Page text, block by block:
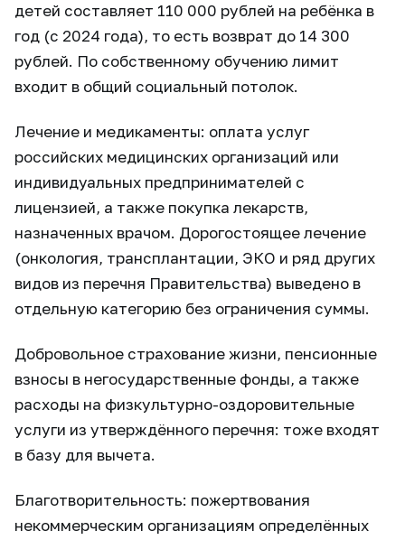
детей составляет 110 000 рублей на ребёнка в
год (с 2024 года), то есть возврат до 14 300
рублей. По собственному обучению лимит
входит в общий социальный потолок.
Лечение и медикаменты: оплата услуг
российских медицинских организаций или
индивидуальных предпринимателей с
лицензией, а также покупка лекарств,
назначенных врачом. Дорогостоящее лечение
(онкология, трансплантации, ЭКО и ряд других
видов из перечня Правительства) выведено в
отдельную категорию без ограничения суммы.
Добровольное страхование жизни, пенсионные
взносы в негосударственные фонды, а также
расходы на физкультурно-оздоровительные
услуги из утверждённого перечня: тоже входят
в базу для вычета.
Благотворительность: пожертвования
некоммерческим организациям определённых